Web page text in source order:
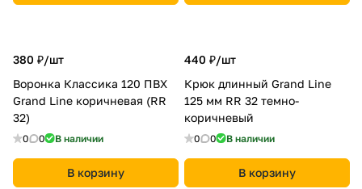
380 ₽/шт
Воронка Классика 120 ПВХ
Grand Line коричневая (RR
32)
0 0 В наличии
В корзину
440 ₽/шт
Крюк длинный Grand Line
125 мм RR 32 темно-
коричневый
0 0 В наличии
В корзину